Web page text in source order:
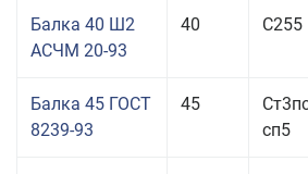
Балка 40 Ш2
АСЧМ 20-93
40 С255
Балка 45 ГОСТ
8239-93
45
сп5